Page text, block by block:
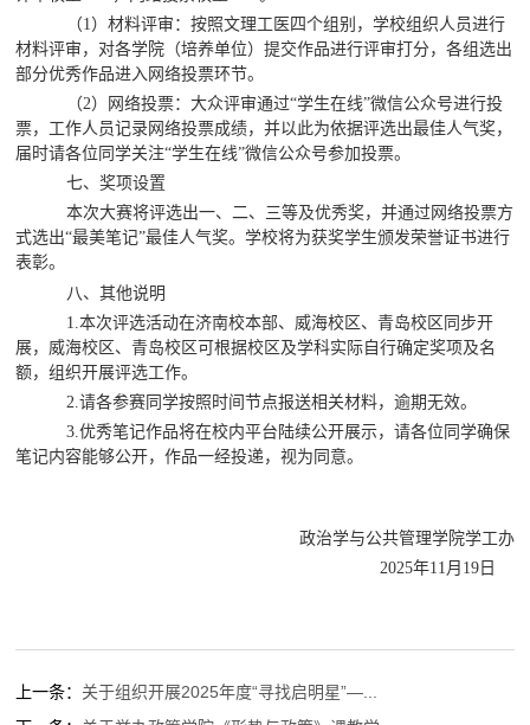
（1）材料评审：按照文理工医四个组别，学校组织人员进行
材料评审，对各学院（培养单位）提交作品进行评审打分，各组选出
部分优秀作品进入网络投票环节。
（2）网络投票：大众评审通过“学生在线”微信公众号进行投
票，工作人员记录网络投票成绩，并以此为依据评选出最佳人气奖，
届时请各位同学关注“学生在线”微信公众号参加投票。
七、奖项设置
本次大赛将评选出一、二、三等及优秀奖，并通过网络投票方
式选出“最美笔记”最佳人气奖。学校将为获奖学生颁发荣誉证书进行
表彰。
八、其他说明
1.本次评选活动在济南校本部、威海校区、青岛校区同步开
展，威海校区、青岛校区可根据校区及学科实际自行确定奖项及名
额，组织开展评选工作。
2.请各参赛同学按照时间节点报送相关材料，逾期无效。
3.优秀笔记作品将在校内平台陆续公开展示，请各位同学确保
笔记内容能够公开，作品一经投递，视为同意。
政治学与公共管理学院学工办
2025年11月19日
上一条： 关于组织开展2025年度“寻找启明星”—...